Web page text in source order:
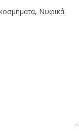
, Νυφικά